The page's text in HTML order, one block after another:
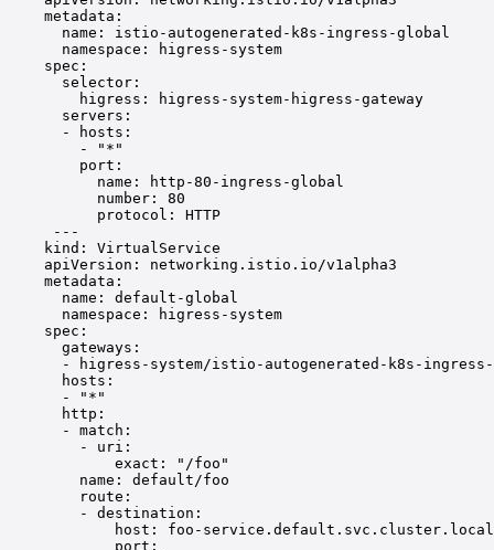
metadata:
name: istio-autogenerated-k8s-ingress-global
namespace: higress-system
spec:
selector:
higress: higress-system-higress-gateway
servers:
- hosts:
- "*"
port:
name: http-80-ingress-global
number: 80
protocol: HTTP
---
kind: VirtualService
apiVersion: networking.istio.io/v1alpha3
metadata:
name: default-global
namespace: higress-system
spec:
gateways:
- higress-system/istio-autogenerated-k8s-
hosts:
- "*"
http:
- match:
- uri:
exact: "/foo"
name: default/foo
route:
- destination:
host: foo-service.default.svc.cluster.local
port: